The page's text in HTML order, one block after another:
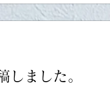
しました。